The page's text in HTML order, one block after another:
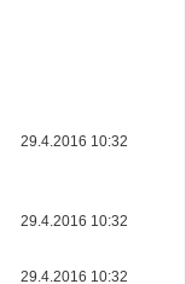
29.4.2016 10:32
29.4.2016 10:32
29.4.2016 10:32